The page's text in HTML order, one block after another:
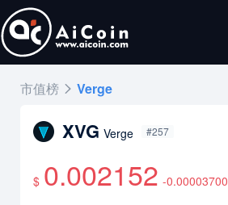
市值榜 Verge
XVG Verge #257
$ 0.002152 -0.00003700